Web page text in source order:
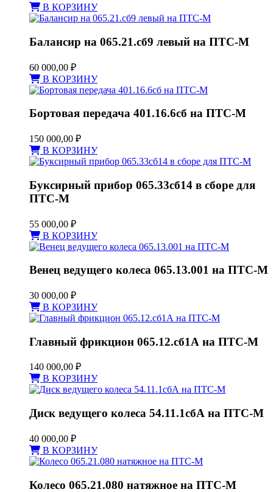
В КОРЗИНУ
Балансир на 065.21.сб9 левый на ПТС-М
60 000,00 ₽
В КОРЗИНУ
Бортовая передача 401.16.6сб на ПТС-М
150 000,00 ₽
В КОРЗИНУ
Буксирный прибор 065.33сб14 в сборе для
ПТС-М
55 000,00 ₽
В КОРЗИНУ
Венец ведущего колеса 065.13.001 на ПТС-М
30 000,00 ₽
В КОРЗИНУ
Главный фрикцион 065.12.сб1А на ПТС-М
140 000,00 ₽
В КОРЗИНУ
Диск ведущего колеса 54.11.1сбА на ПТС-М
40 000,00 ₽
В КОРЗИНУ
Колесо 065.21.080 натяжное на ПТС-М